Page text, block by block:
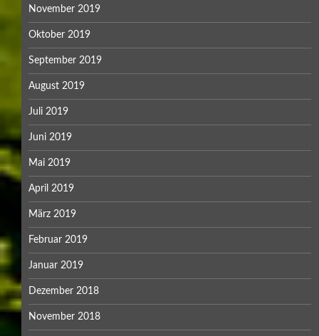
November 2019
Oktober 2019
September 2019
August 2019
Juli 2019
Juni 2019
Mai 2019
April 2019
März 2019
Februar 2019
Januar 2019
Dezember 2018
November 2018